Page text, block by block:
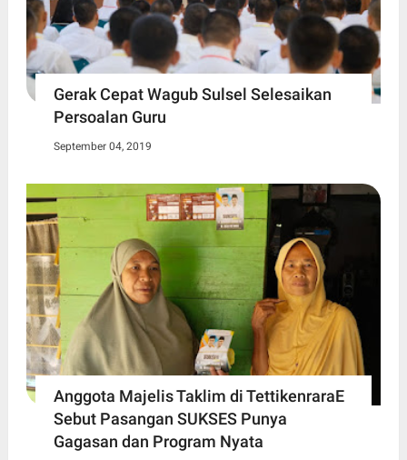
Gerak Cepat Wagub Sulsel Selesaikan
Persoalan Guru
September 04, 2019
Anggota Majelis Taklim di TettikenraraE
Sebut Pasangan SUKSES Punya
Gagasan dan Program Nyata